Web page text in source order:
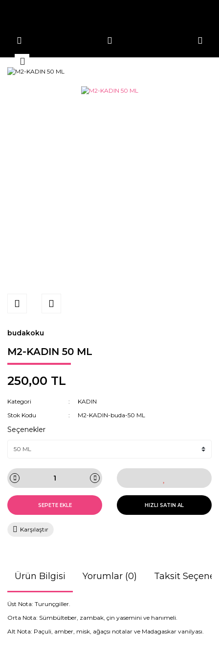
budakoku
M2-KADIN 50 ML
250,00 TL
Kategori
KADIN
Stok Kodu
M2-KADIN-buda-50 ML
Seçenekler
SEPETE EKLE HIZLI SATIN AL
Karşılaştır
Ürün Bilgisi Yorumlar (0) Taksit
Üst Nota: Turunçgiller.
Orta Nota: Sümbülteber, zambak, çin yasemini ve hanımeli.
Alt Nota: Paçuli, amber, misk, ağaçsı notalar ve Madagaskar vanilyası.